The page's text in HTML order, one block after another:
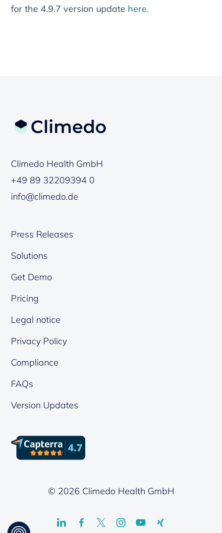
for the 4.9.7 version update here.
Climedo Health GmbH
+49 89 32209394 0
info@climedo.de
Press Releases
Solutions
Get Demo
Pricing
Legal notice
Privacy Policy
Compliance
FAQs
Version Updates
© 2026 Climedo Health GmbH